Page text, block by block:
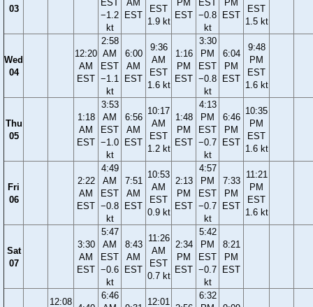
03
EST
−1.2
kt
AM
EST
EST
1.9 kt
PM
EST
EST
−0.8
kt
PM
EST
EST
1.5 kt
Wed
04
12:20
AM
EST
2:58
AM
EST
−1.1
kt
6:00
AM
EST
9:36
AM
EST
1.6 kt
1:16
PM
EST
3:30
PM
EST
−0.8
kt
6:04
PM
EST
9:48
PM
EST
1.6 kt
Thu
05
1:18
AM
EST
3:53
AM
EST
−1.0
kt
6:56
AM
EST
10:17
AM
EST
1.2 kt
1:48
PM
EST
4:13
PM
EST
−0.7
kt
6:46
PM
EST
10:35
PM
EST
1.6 kt
Fri
06
2:22
AM
EST
4:49
AM
EST
−0.8
kt
7:51
AM
EST
10:53
AM
EST
0.9 kt
2:13
PM
EST
4:57
PM
EST
−0.7
kt
7:33
PM
EST
11:21
PM
EST
1.6 kt
Sat
07
3:30
AM
EST
5:47
AM
EST
−0.6
kt
8:43
AM
EST
11:26
AM
EST
0.7 kt
2:34
PM
EST
5:42
PM
EST
−0.7
kt
8:21
PM
EST
12:08
6:46
12:01
6:32